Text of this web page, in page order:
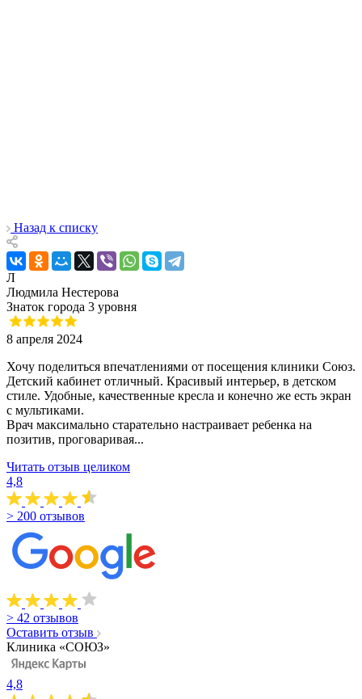
Назад к списку
Л
Людмила Нестерова
Знаток города 3 уровня
8 апреля 2024
Хочу поделиться впечатлениями от посещения клиники Союз.
Детский кабинет отличный. Красивый интерьер, в детском
стиле. Удобные, качественные кресла и конечно же есть экран
с мультиками.
Врач максимально старательно настраивает ребенка на
позитив, проговаривая...
Читать отзыв целиком
4,8
> 200 отзывов
> 42 отзывов
Оставить отзыв
Клиника «СОЮЗ»
4,8